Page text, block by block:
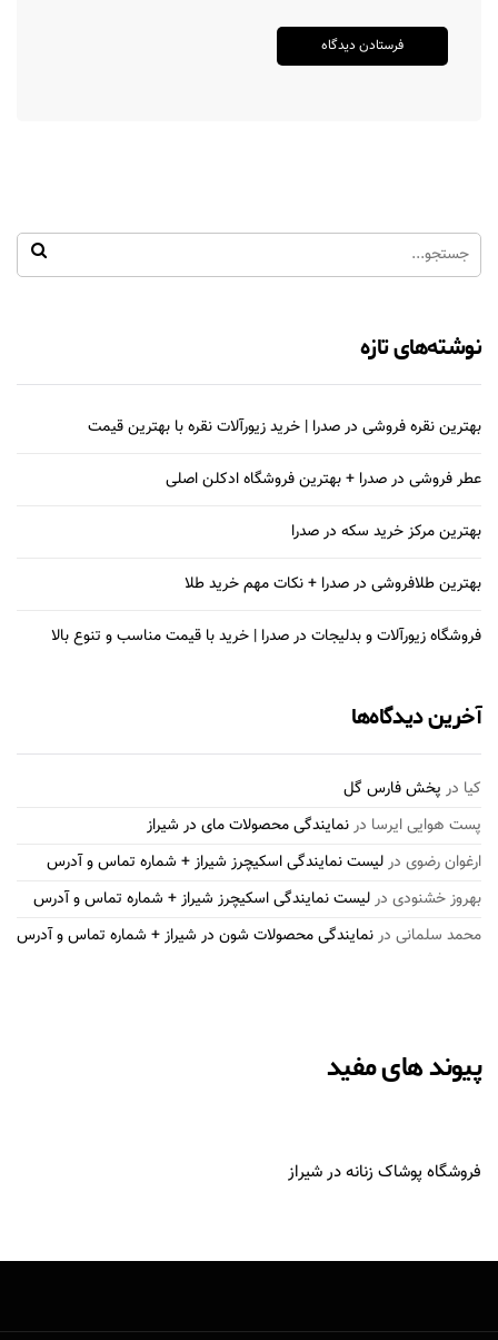
نوشته‌های تازه
بهترین نقره فروشی در صدرا | خرید زیورآلات نقره با بهترین قیمت
عطر فروشی در صدرا + بهترین فروشگاه ادکلن اصلی
بهترین مرکز خرید سکه در صدرا
بهترین طلافروشی در صدرا + نکات مهم خرید طلا
فروشگاه زیورآلات و بدلیجات در صدرا | خرید با قیمت مناسب و تنوع بالا
آخرین دیدگاه‌ها
کیا در پخش فارس گل
پست هوایی ایرسا درنمایندگی محصولات مای در شیراز
ارغوان رضوی درلیست نمایندگی اسکیچرز شیراز + شماره تماس و آدرس
بهروز خشنودی درلیست نمایندگی اسکیچرز شیراز + شماره تماس و آدرس
محمد سلمانی درنمایندگی محصولات شون در شیراز + شماره تماس و آدرس
پیوند های مفید
فروشگاه پوشاک زنانه در شیراز